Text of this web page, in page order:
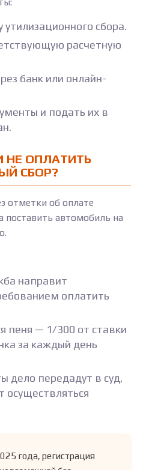
утилизационного сбора.
расчетную
банк или онлайн-
и подать их в
НЕ ОПЛАТИТЬ
СБОР?
отметки об оплате
поставить автомобиль на
направит
оплатить
пеня — 1/300 от ставки
за каждый день
дело передадут в суд,
осуществляться
года, регистрация